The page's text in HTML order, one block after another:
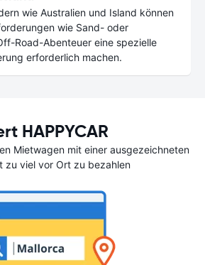
wie Australien und Island können
wie Sand- oder
Road-Abenteuer eine spezielle
erforderlich machen.
HAPPYCAR
Mietwagen mit einer ausgezeichneten
zu viel vor Ort zu bezahlen